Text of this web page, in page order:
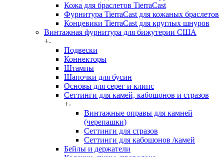
Кожа для браслетов TierraCast
Фурнитура TierraCast для кожаных браслетов
Концевики TierraCast для круглых шнуров
Винтажная фурнитура для бижутерии США
+-
Подвески
Коннекторы
Штампы
Шапочки для бусин
Основы для серег и клипс
Сеттинги для камей, кабошонов и стразов
+-
Винтажные оправы для камней
(черепашки)
Сеттинги для стразов
Сеттинги для кабошонов /камей
Бейлы и держатели